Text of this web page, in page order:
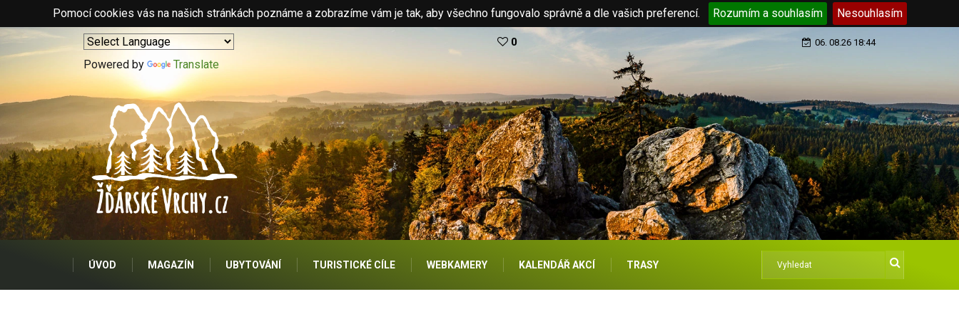
Pomocí cookies vás na našich stránkách poznáme a zobrazíme vám je tak, aby všechno fungovalo správně a dle vašich preferencí. Rozumím a souhlasím Nesouhlasím
Powered by Translate
0 06. 08.26 18:44
ÚVOD MAGAZÍN UBYTOVÁNÍ TURISTICKÉ CÍLE WEBKAMERY KALENDÁŘ AKCÍ TRASY